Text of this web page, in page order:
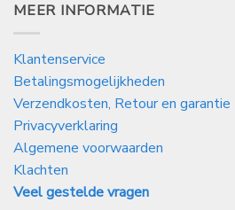
MEER INFORMATIE
Klantenservice
Betalingsmogelijkheden
Verzendkosten, Retour en garantie
Privacyverklaring
Algemene voorwaarden
Klachten
Veel gestelde vragen